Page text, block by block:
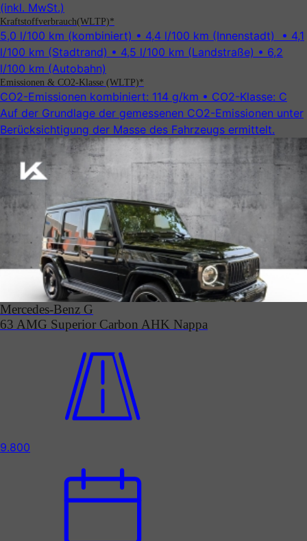
(inkl. MwSt.)
Kraftstoffverbrauch(WLTP)*
5,0 l/100 km (kombiniert) • 4,4 l/100 km (Innenstadt) • 4,1
l/100 km (Stadtrand) • 4,5 l/100 km (Landstraße) • 6,2
l/100 km (Autobahn)
Emissionen & CO2-Klasse (WLTP)*
CO2-Emissionen kombiniert: 114 g/km • CO2-Klasse: C
Auf der Grundlage der gemessenen CO2-Emissionen unter
Be­rück­sicht­ig­ung der Masse des Fahrzeugs ermittelt.
Mercedes-Benz G
63 AMG Superior Carbon AHK Nappa
9.800